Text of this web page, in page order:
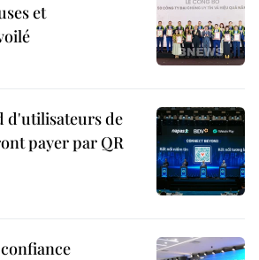
et
d'utilisateurs de
payer par QR